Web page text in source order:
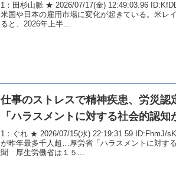
1：田杉山脈 ★ 2026/07/17(金) 12:49:03.96
米国や日本の雇用市場に変化が起きている。米レ
ると、2026年上半...
仕事のストレスで精神疾患、労災
「ハラスメントに対する社会的認知
1：ぐれ ★ 2026/07/15(水) 22:19:31.59 ID:FhmJ/
が昨年最多千人超…厚労省「ハラスメントに対す
聞 厚生労働省は１５...